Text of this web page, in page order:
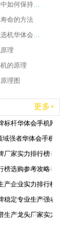
强磁磁选机使用中如何保持其顺畅运行
命的方法
山西永磁筒式磁选机华体会手机网页版-华体会(中国)
理
的原理
理图
更多+
2026-06-26
杆华体会手机网
2026-06-26
强者华体会手机
2026-06-26
厂家实力排行榜
2026-06-26
榜选购参考攻略
2026-06-26
企业实力排行榜
2026-06-26
稳定专业生产强者
2026-06-26
生产龙头厂家实力